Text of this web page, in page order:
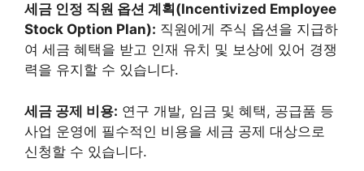
세금 인정 직원 옵션 계획(Incentivized Employee
Stock Option Plan): 직원에게 주식 옵션을 지급하
여 세금 혜택을 받고 인재 유치 및 보상에 있어 경쟁
력을 유지할 수 있습니다.
세금 공제 비용: 연구 개발, 임금 및 혜택, 공급품 등
사업 운영에 필수적인 비용을 세금 공제 대상으로
신청할 수 있습니다.